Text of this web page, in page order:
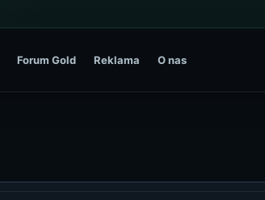
Forum Gold Reklama O nas